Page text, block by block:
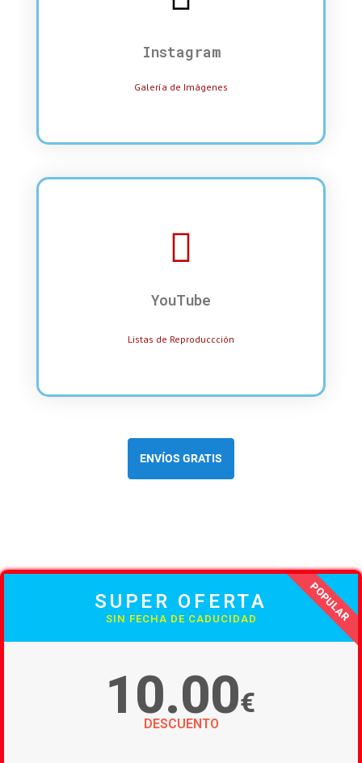
Instagram
Galería de Imágenes
YouTube
Listas de Reproduccción
ENVÍOS GRATIS
SUPER OFERTA
SIN FECHA DE CADUCIDAD
10.00€
DESCUENTO
POPULAR